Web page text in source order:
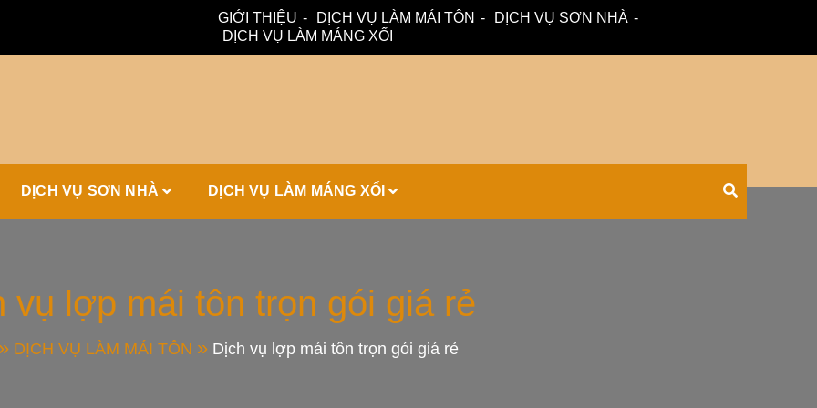
GIỚI THIỆU DỊCH VỤ LÀM MÁI TÔN
DỊCH VỤ SƠN NHÀ
DỊCH VỤ LÀM MÁNG XỐI
Tôn, Máng Xối Chuyên
DỊCH VỤ SƠN NHÀ DỊCH VỤ LÀM MÁNG XỐI
vụ lợp mái tôn trọn gói giá rẻ
DỊCH VỤ LÀM MÁI TÔN Dịch vụ lợp mái tôn trọn gói giá rẻ